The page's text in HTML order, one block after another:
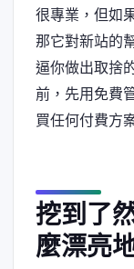
很專業，但如
那它對新站的
逼你做出取捨
前，先用免費
買任何付費方
挖到了
麼漂亮